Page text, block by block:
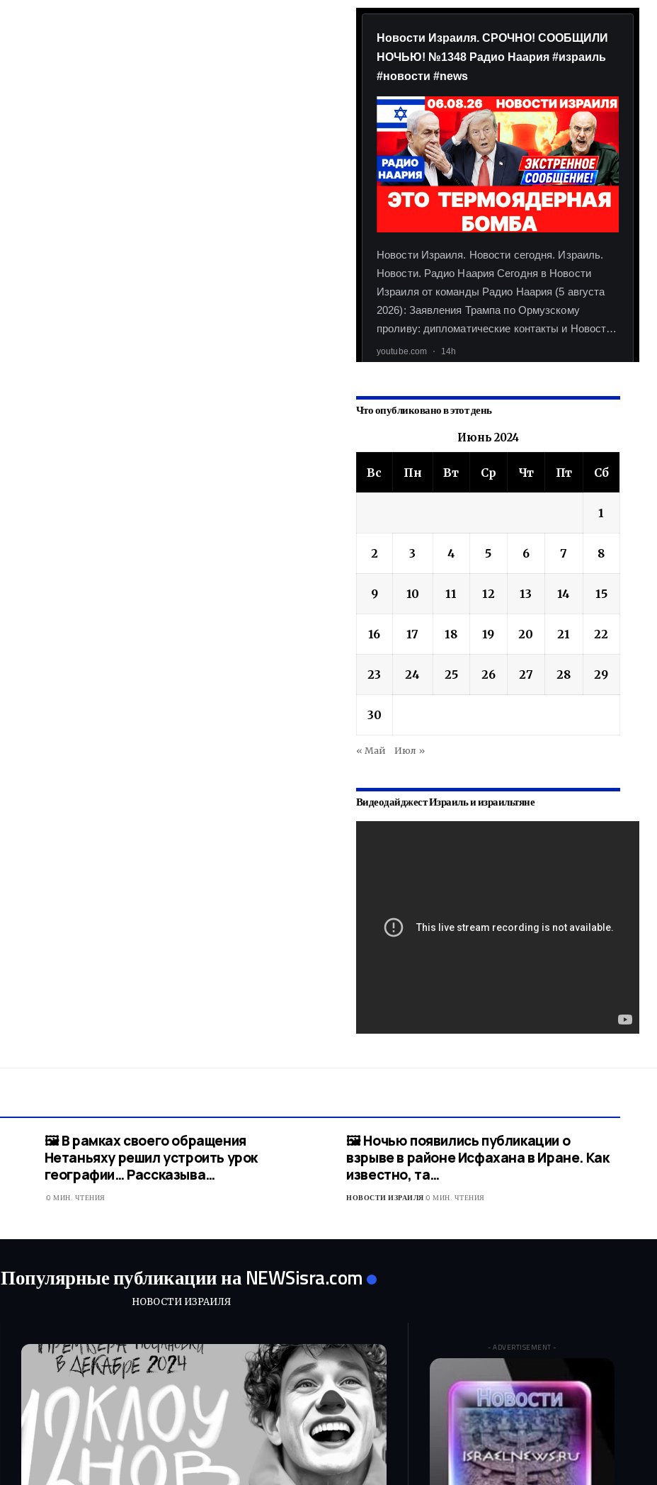
Что опубликовано в этот день
Июнь 2024
Вс Пн Вт Ср Чт Пт Сб
1
2 3 4 5 6 7 8
9 10 11 12 13 14 15
16 17 18 19 20 21 22
23 24 25 26 27 28 29
30
« Май Июл »
Видеодайджест Израиль и израильтяне
🖼 В рамках своего обращения
Нетаньяху решил устроить урок
географии… Рассказыва…
0 МИН. ЧТЕНИЯ
🖼 Ночью появились публикации о
взрыве в районе Исфахана в Иране. Как
известно, та…
НОВОСТИ ИЗРАИЛЯ 0 МИН. ЧТЕНИЯ
Популярные публикации на NEWSisra.com
НОВОСТИ ИЗРАИЛЯ
- ADVERTISEMENT -